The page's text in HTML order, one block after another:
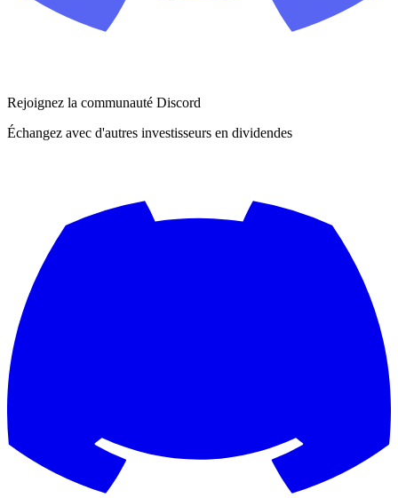
Rejoignez la communauté Discord
Échangez avec d'autres investisseurs en dividendes